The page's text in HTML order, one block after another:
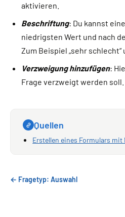
aktivieren.
Beschriftung: Du kannst
niedrigsten Wert und nach
Zum Beispiel „sehr schlecht“
Verzweigung hinzufügen:
Frage verzweigt werden soll.
Quellen
Erstellen eines Formulars
← Fragetyp: Auswahl